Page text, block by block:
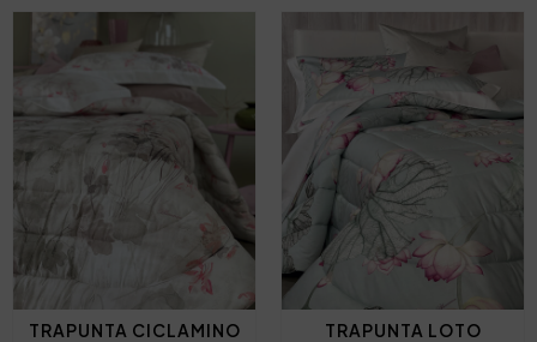
TRAPUNTA CICLAMINO TRAPUNTA LOTO